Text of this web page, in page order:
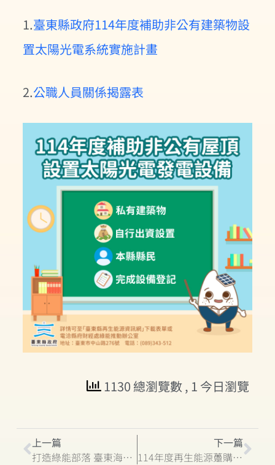
1.臺東縣政府114年度補助非公有建築物設
置太陽光電系統實施計畫
2.公職人員關係揭露表
1130 總瀏覽數, 1 今日瀏覽
上一篇
打造綠能部落 臺東海端鄉建置防災型微電網現在進行式
下一篇
114年度再生能源躉購費率正式公告